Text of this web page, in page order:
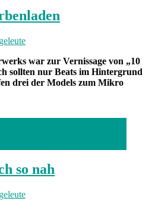
war zur Vernissage von „10
sollten nur Beats im Hintergrund
drei der Models zum Mikro
so nah